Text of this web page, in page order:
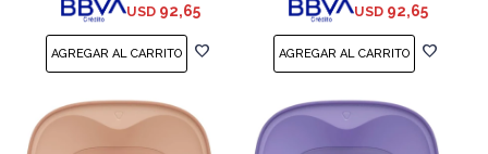
USD 92,65 USD 92,65